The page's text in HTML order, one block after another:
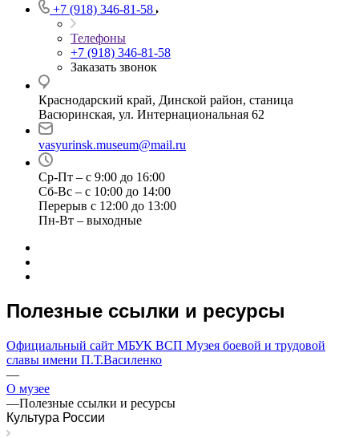
+7 (918) 346-81-58
Телефоны
+7 (918) 346-81-58
Заказать звонок
Краснодарский край, Динской район, станица
Васюринская, ул. Интернациональная 62
vasyurinsk.museum@mail.ru
Ср-Пт – с 9:00 до 16:00
Сб-Вс – с 10:00 до 14:00
Перерыв с 12:00 до 13:00
Пн-Вт – выходные
Полезные ссылки и ресурсы
Официальный сайт МБУК ВСП Музея боевой и трудовой
славы имени П.Т.Василенко
—
О музее
—Полезные ссылки и ресурсы
Культура России